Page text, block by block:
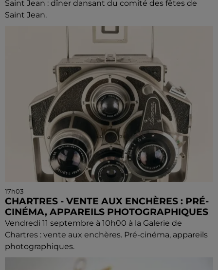
Saint Jean : dîner dansant du comité des fêtes de
Saint Jean.
17h03
CHARTRES - VENTE AUX ENCHÈRES : PRÉ-
CINÉMA, APPAREILS PHOTOGRAPHIQUES
Vendredi 11 septembre à 10h00 à la Galerie de
Chartres : vente aux enchères. Pré-cinéma, appareils
photographiques.